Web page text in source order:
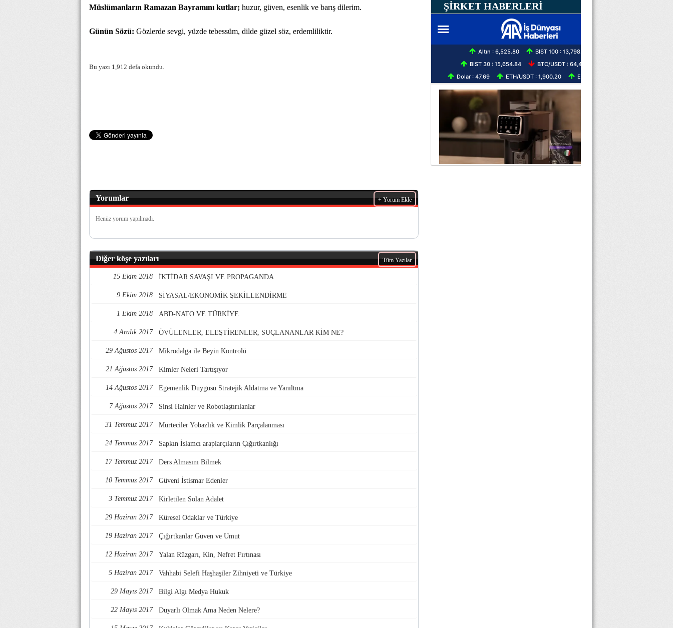
Müslümanların Ramazan Bayramını kutlar; huzur, güven, esenlik ve barış dilerim.
Günün Sözü: Gözlerde sevgi, yüzde tebessüm, dilde güzel söz, erdemliliktir.
Bu yazı 1,912 defa okundu.
Yorumlar + Yorum Ekle
Henüz yorum yapılmadı.
Diğer köşe yazıları Tüm Yazılar
15 Ekim 2018 İKTİDAR SAVAŞI VE PROPAGANDA
9 Ekim 2018 SİYASAL/EKONOMİK ŞEKİLLENDİRME
1 Ekim 2018 ABD-NATO VE TÜRKİYE
4 Aralık 2017 ÖVÜLENLER, ELEŞTİRENLER, SUÇLANANLAR KİM NE?
29 Ağustos 2017 Mikrodalga ile Beyin Kontrolü
21 Ağustos 2017 Kimler Neleri Tartışıyor
14 Ağustos 2017 Egemenlik Duygusu Stratejik Aldatma ve Yanıltma
7 Ağustos 2017 Sinsi Hainler ve Robotlaştırılanlar
31 Temmuz 2017 Mürteciler Yobazlık ve Kimlik Parçalanması
24 Temmuz 2017 Sapkın İslamcı araplarçıların Çığırtkanlığı
17 Temmuz 2017 Ders Almasını Bilmek
10 Temmuz 2017 Güveni İstismar Edenler
3 Temmuz 2017 Kirletilen Solan Adalet
29 Haziran 2017 Küresel Odaklar ve Türkiye
19 Haziran 2017 Çığırtkanlar Güven ve Umut
12 Haziran 2017 Yalan Rüzgarı, Kin, Nefret Fırtınası
5 Haziran 2017 Vahhabi Selefi Haşhaşiler Zihniyeti ve Türkiye
29 Mayıs 2017 Bilgi Algı Medya Hukuk
22 Mayıs 2017 Duyarlı Olmak Ama Neden Nelere?
ŞİRKET HABERLERİ